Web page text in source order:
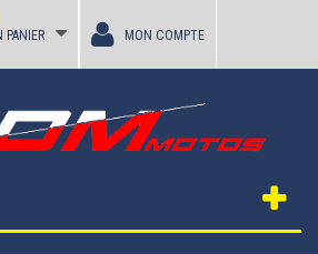
PANIER MON COMPTE